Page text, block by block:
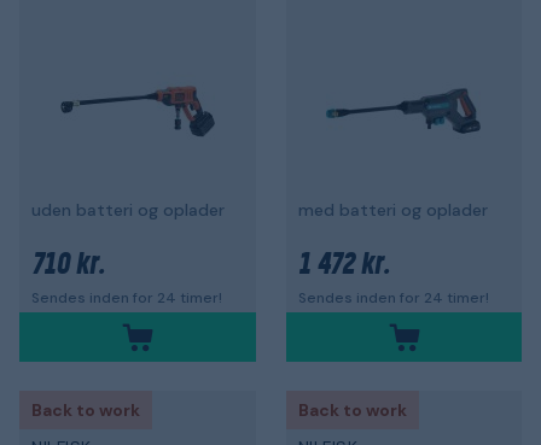
uden batteri og oplader
710 kr.
Sendes inden for 24 timer!
med batteri og oplader
1 472 kr.
Sendes inden for 24 timer!
Back to work
Back to work